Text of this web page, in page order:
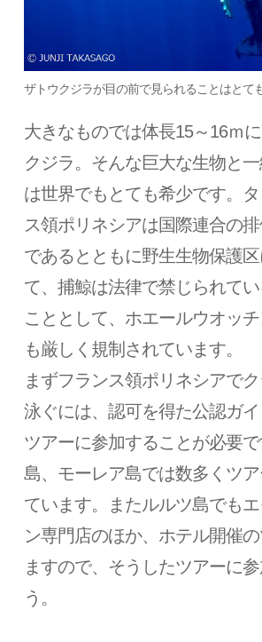
ザトウクジラが目の前で見られることはとて
大きなものでは体長15～16ｍ
クジラ。そんな巨大な生物と
は世界でもとても希少です。
ス領ポリネシアは国際連合の
であるとともに野生生物保護
て、捕鯨は法律で禁じられて
こととして、ホエールウオッ
も厳しく規制されています。
まずフランス領ポリネシアで
泳ぐには、認可を得た公認ガ
ツアーに参加することが必要
島、モーレア島では数多くツ
ています。またルルツ島でも
ン専門店のほか、ホテル開催
ますので、そうしたツアーに
う。